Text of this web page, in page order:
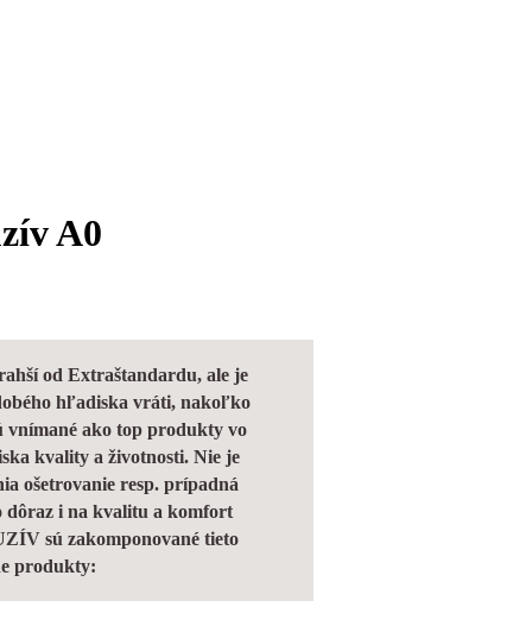
A0
od Extraštandardu, ale je
hľadiska vráti, nakoľko
vnímané ako top produkty vo
kvality a životnosti. Nie je
ošetrovanie resp. prípadná
dôraz i na kvalitu a komfort
sú zakomponované tieto
produkty: